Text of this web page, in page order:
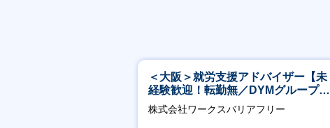
＜大阪＞就労支援アドバイザー【未
経験歓迎！転勤無／DYMグループ／
ホスピタリティ高い方歓迎／土日
祝】
株式会社ワークスバリアフリー